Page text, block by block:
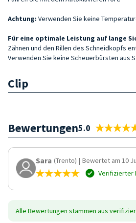
Achtung: Verwenden Sie keine
Für eine optimale Leistung auf lange
Zähnen und den Rillen des Schneidkopfs
Verwenden Sie keine Scheuerbürsten aus
Clip
Bewertungen5.0
Sara (Trento) | Bewertet am 10
Verifizierter
Alle Bewertungen stammen aus